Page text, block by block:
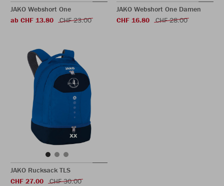
JAKO Webshort One
ab CHF 13.80
CHF 23.00
JAKO Webshort One Damen
CHF 16.80
CHF 28.00
JAKO Rucksack TLS
CHF 27.00
CHF 30.00